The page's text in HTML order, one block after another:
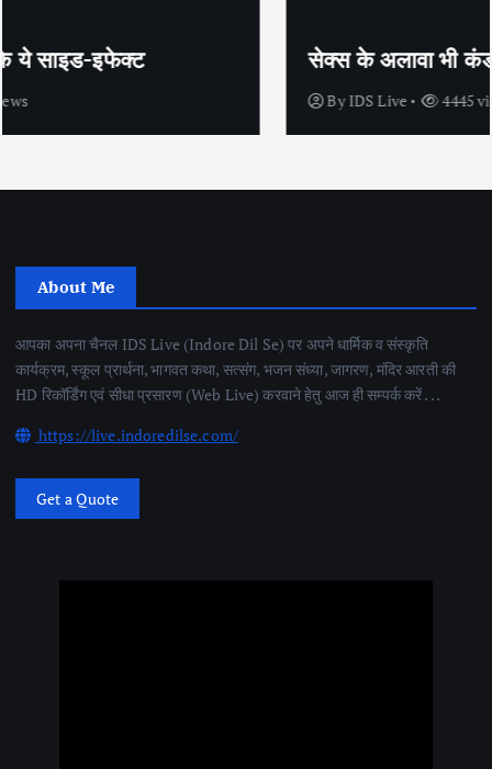
सेक्स के अलावा भी कंडोम का उपयोग है?
About Me
आपका अपना चैनल IDS Live (Indore Dil Se) पर अपने धार्मिक व संस्कृति
कार्यक्रम, स्कूल प्रार्थना, भागवत कथा, सत्संग, भजन संध्या, जागरण, मंदिर आरती की
HD रिकॉर्डिंग एवं सीधा प्रसारण (Web Live) करवाने हेतु आज ही सम्पर्क करें . . .
https://live.indoredilse.com/
Get a Quote